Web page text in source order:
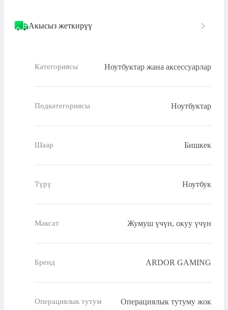
Акысыз жеткирүү
Категориясы Ноутбуктар жана аксессуарлар
Подкатегориясы Ноутбуктар
Шаар Бишкек
Түрү Ноутбук
Максат Жумуш үчүн, окуу үчүн
Бренд ARDOR GAMING
Операциялык тутум Операциялык тутуму жок